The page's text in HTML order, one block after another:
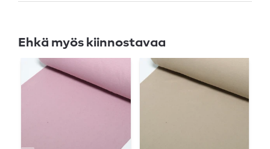
Ehkä myös kiinnostavaa